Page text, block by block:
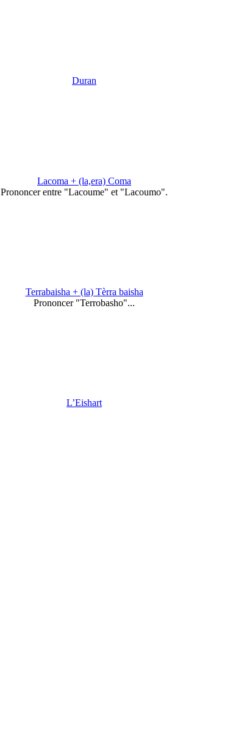
Duran
Lacoma + (la,era) Coma
Prononcer entre "Lacoume" et "Lacoumo".
Terrabaisha + (la) Tèrra baisha
Prononcer "Terrobasho"...
L’Eishart